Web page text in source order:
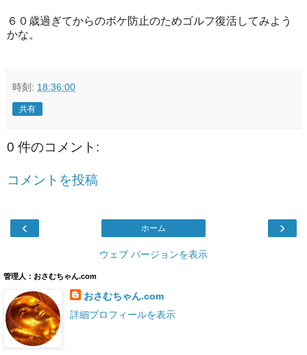
６０歳過ぎてからのボケ防止のためゴルフ復活してみよう
かな。
時刻: 18:36:00
共有
0 件のコメント:
コメントを投稿
‹ ›
ホーム
ウェブ バージョンを表示
管理人：おさむちゃん.com
おさむちゃん.com
詳細プロフィールを表示